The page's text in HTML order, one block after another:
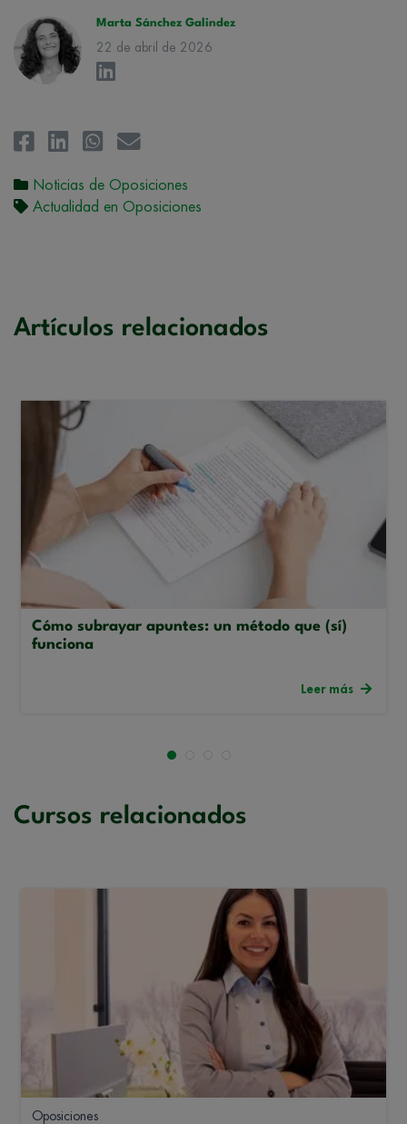
Marta Sánchez Galindez
22 de abril de 2026
Noticias de Oposiciones
Actualidad en Oposiciones
Artículos relacionados
Cómo subrayar apuntes: un método que (sí)
funciona
Leer más
Cursos relacionados
Oposiciones